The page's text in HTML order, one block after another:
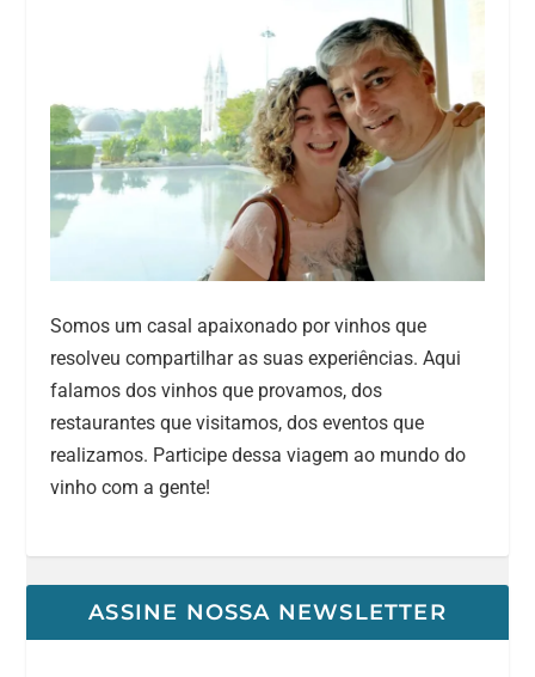
Somos um casal apaixonado por vinhos que
resolveu compartilhar as suas experiências. Aqui
falamos dos vinhos que provamos, dos
restaurantes que visitamos, dos eventos que
realizamos. Participe dessa viagem ao mundo do
vinho com a gente!
ASSINE NOSSA NEWSLETTER